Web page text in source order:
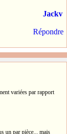
Jackv
Répondre
variées par rapport
un par pièce... mais